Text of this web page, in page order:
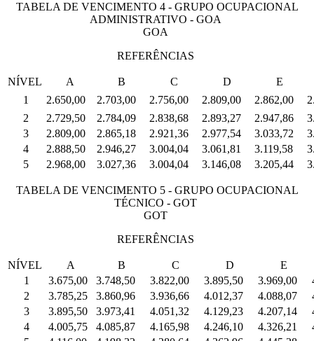
TABELA DE VENCIMENTO 4 - GRUPO OCUPACIONAL
ADMINISTRATIVO - GOA
GOA
REFERÊNCIAS
NÍVEL A B C D
E
1
2.650,00 2.703,00 2.756,00 2.809,00 2.862,00
2
2.729,50 2.784,09 2.838,68 2.893,27 2.947,86
3
2.809,00 2.865,18 2.921,36 2.977,54 3.033,72
4
2.888,50 2.946,27 3.004,04 3.061,81 3.119,58
5
2.968,00 3.027,36 3.004,04 3.146,08 3.205,44
TABELA DE VENCIMENTO 5 - GRUPO OCUPACIONAL
TÉCNICO - GOT
GOT
REFERÊNCIAS
NÍVEL A B C D
E
1
3.675,00 3.748,50 3.822,00 3.895,50 3.969,00
2
3.785,25 3.860,96 3.936,66 4.012,37 4.088,07
3
3.895,50 3.973,41 4.051,32 4.129,23 4.207,14
4
4.005,75 4.085,87 4.165,98 4.246,10 4.326,21